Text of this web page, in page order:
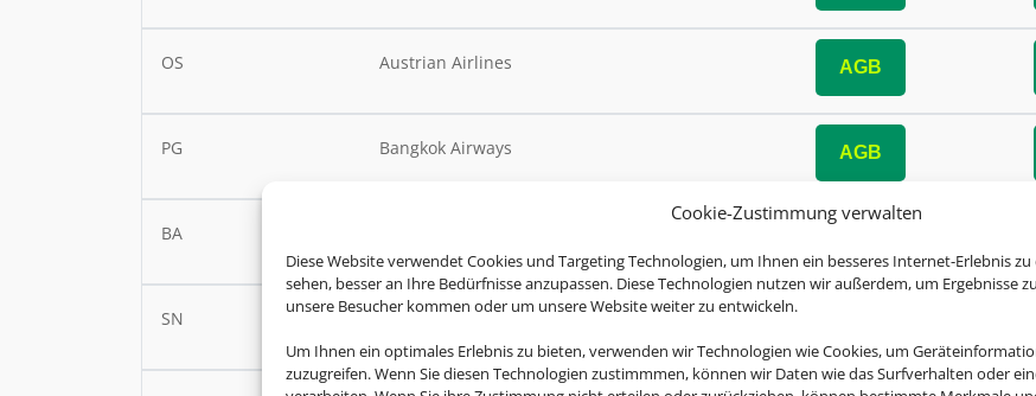
Cookie-Zustimmung verwalten
Diese Website verwendet Cookies und Targeting Technologien, um Ihnen ein besseres Internet-Erlebnis
sehen, besser an Ihre Bedürfnisse anzupassen. Diese Technologien nutzen wir außerdem, um Ergebnisse
unsere Besucher kommen oder um unsere Website weiter zu entwickeln.
Um Ihnen ein optimales Erlebnis zu bieten, verwenden wir Technologien wie Cookies, um
zuzugreifen. Wenn Sie diesen Technologien zustimmmen, können wir Daten wie das Surfverhalten oder
OS Austrian Airlines AGB
PG Bangkok Airways AGB
BA
SN Brussels Airlines